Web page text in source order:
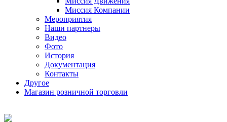
Миссия Компании
Мероприятия
Наши партнеры
Видео
Фото
История
Документация
Контакты
Другое
Магазин розничной торговли